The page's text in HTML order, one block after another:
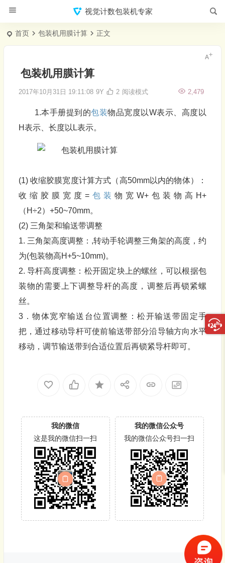
视觉计数包装机专家
首页 包装机用膜计算 正文
包装机用膜计算
2017年10月31日 19:11:08 9Y 2,479
2 阅读模式
1.本手册提到的包装物品宽度以W表示、高度以
H表示、长度以L表示。
(1) 收缩胶膜宽度计算方式（高50mm以内的物体）：
收缩胶膜宽度=包装 物宽W+包装物高H+
（H÷2）+50~70mm。
(2) 三角架和输送带调整
1. 三角架高度调整：,转动手轮调整三角架的高度，约
为(包装物高H+5~10mm)。
2. 导杆高度调整：松开固定块上的螺丝，可以根据包
装物的需要上下调整导杆的高度，调整后再锁紧螺
丝。
3．物体宽窄输送台位置调整：松开输送带固定手
把，通过移动导杆可使前输送带部分沿导轴方向水平
移动，调节输送带到合适位置后再锁紧导杆即可。
我的微信
这是我的微信扫一扫
我的微信公众号
我的微信公众号扫一扫